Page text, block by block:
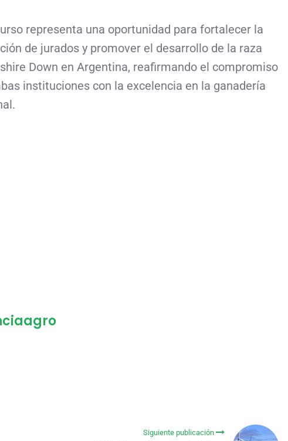
representa una oportunidad para fortalecer la
de jurados y promover el desarrollo de la raza
Down en Argentina, reafirmando el compromiso
instituciones con la excelencia en la ganadería
Siguiente publicación